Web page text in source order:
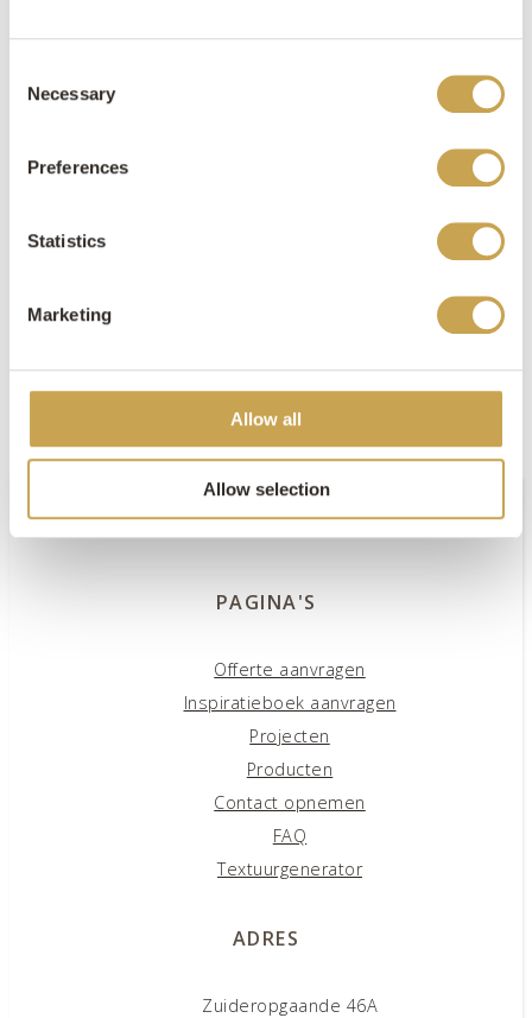
Selection
Necessary
Preferences
Statistics
Marketing
Allow all
Allow selection
PAGINA'S
Offerte aanvragen
Inspiratieboek aanvragen
Projecten
Producten
Contact opnemen
FAQ
Textuurgenerator
ADRES
Zuideropgaande 46A